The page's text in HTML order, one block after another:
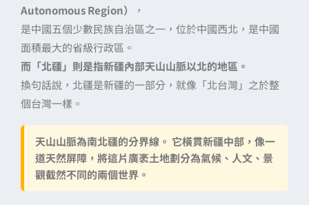
Autonomous Region）
，
是中國五個少數民族自治區之一，位於中國西北，是中國
面積最大的省級行政區。
而「北疆」則是指新疆內部天山山脈以北的地區。
換句話說，北疆是新疆的一部分，就像「北台灣」之於整
個台灣一樣。
天山山脈為南北疆的分界線。 它橫貫新疆中部，像一
道天然屏障，將這片廣袤土地劃分為氣候、人文、景
觀截然不同的兩個世界。